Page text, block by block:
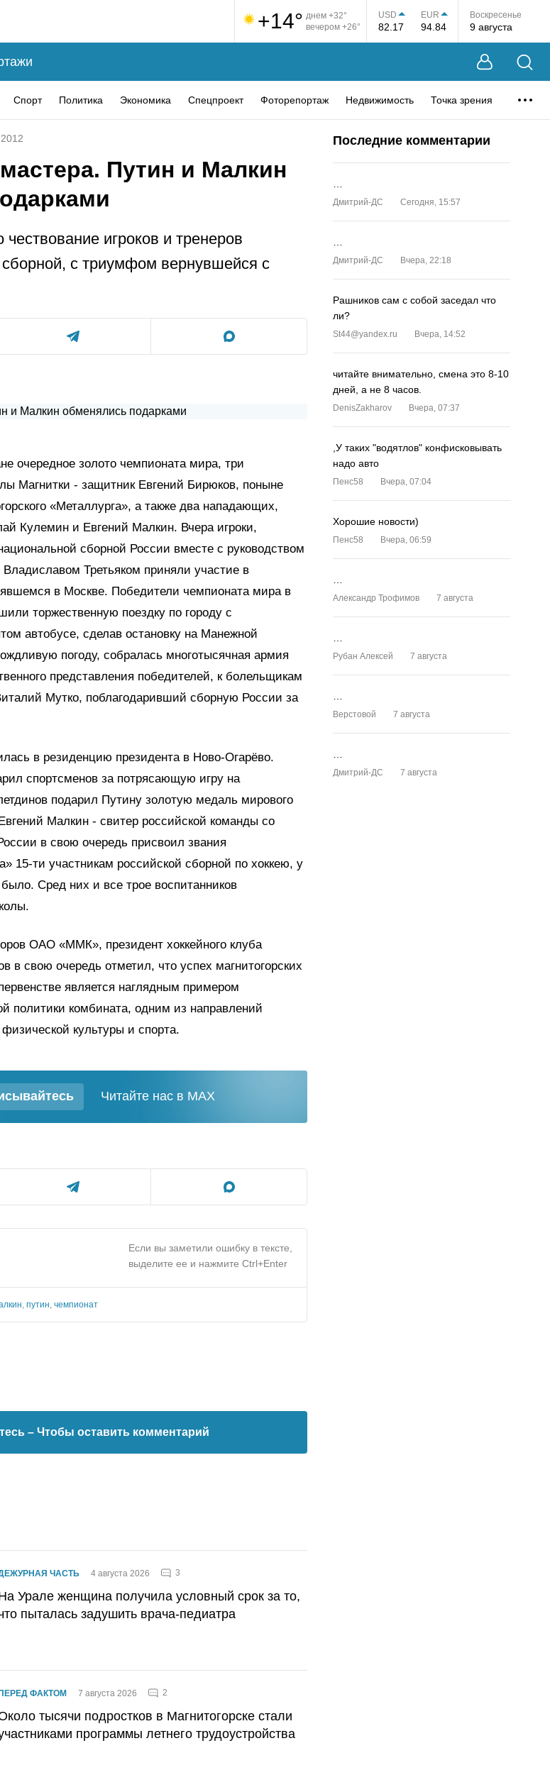
+14° днем +32°
вечером +26°
USD
82.17
EUR
94.84
Воскресенье
9 августа
Спорт Политика Экономика Спецпроект Фоторепортаж Недвижимость Точка зрения
Путин и Малкин
игроков и тренеров
сборной, с триумфом вернувшейся с
очередное золото чемпионата мира, три
Магнитки - защитник Евгений Бирюков, поныне
«Металлурга», а также два нападающих,
Кулемин и Евгений Малкин. Вчера игроки,
сборной России вместе с руководством
Третьяком приняли участие в
в Москве. Победители чемпионата мира в
торжественную поездку по городу с
автобусе, сделав остановку на Манежной
погоду, собралась многотысячная армия
представления победителей, к болельщикам
Мутко, поблагодаривший сборную России за
в резиденцию президента в Ново-Огарёво.
спортсменов за потрясающую игру на
подарил Путину золотую медаль мирового
Малкин - свитер российской команды со
в свою очередь присвоил звания
15-ти участникам российской сборной по хоккею, у
Сред них и все трое воспитанников
ОАО «ММК», президент хоккейного клуба
в свою очередь отметил, что успех магнитогорских
является наглядным примером
политики комбината, одним из направлений
культуры и спорта.
Читайте нас в MAX
Если вы заметили ошибку в тексте,
выделите ее и нажмите Ctrl+Enter
путин чемпионат
– Чтобы оставить комментарий
ЧАСТЬ 4 августа 2026 3
Урале женщина получила условный срок за то,
пыталась задушить врача-педиатра
ФАКТОМ 7 августа 2026 2
тысячи подростков в Магнитогорске стали
программы летнего трудоустройства
Последние комментарии
Дмитрий-ДС Сегодня, 15:57
Дмитрий-ДС Вчера, 22:18
Рашников сам с собой заседал что
ли?
St44@yandex.ru Вчера, 14:52
читайте внимательно, смена это 8-10
дней, а не 8 часов.
DenisZakharov Вчера, 07:37
,У таких "водятлов" конфисковывать
надо авто
Пенс58 Вчера, 07:04
Хорошие новости)
Пенс58 Вчера, 06:59
Александр Трофимов 7 августа
Рубан Алексей 7 августа
Верстовой 7 августа
Дмитрий-ДС 7 августа